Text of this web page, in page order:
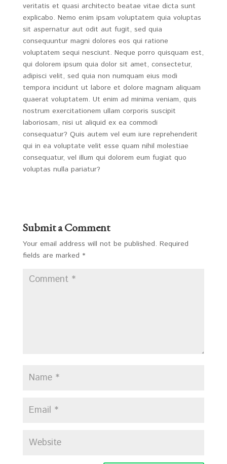
veritatis et quasi architecto beatae vitae dicta sunt
explicabo. Nemo enim ipsam voluptatem quia voluptas
sit aspernatur aut odit aut fugit, sed quia
consequuntur magni dolores eos qui ratione
voluptatem sequi nesciunt. Neque porro quisquam est,
qui dolorem ipsum quia dolor sit amet, consectetur,
adipisci velit, sed quia non numquam eius modi
tempora incidunt ut labore et dolore magnam aliquam
quaerat voluptatem. Ut enim ad minima veniam, quis
nostrum exercitationem ullam corporis suscipit
laboriosam, nisi ut aliquid ex ea commodi
consequatur? Quis autem vel eum iure reprehenderit
qui in ea voluptate velit esse quam nihil molestiae
consequatur, vel illum qui dolorem eum fugiat quo
voluptas nulla pariatur?
Submit a Comment
Your email address will not be published. Required
fields are marked *